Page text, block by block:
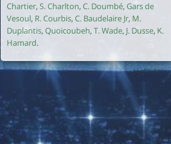
Chartier, S. Charlton, C. Doumbé, Gars de
Vesoul, R. Courbis, C. Baudelaire Jr, M.
Duplantis, Quoicoubeh, T. Wade, J. Dusse, K.
Hamard.